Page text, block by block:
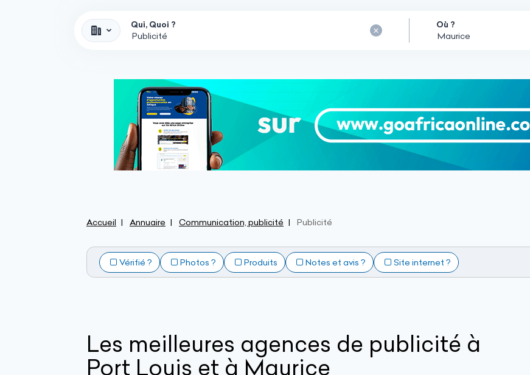
Qui, Quoi ? Où ?
Accueil Annuaire Communication, publicité Publicité
Vérifié ? Photos ? Produits Notes et avis ? Site internet ?
Les meilleures agences de publicité à
Port Louis et à Maurice